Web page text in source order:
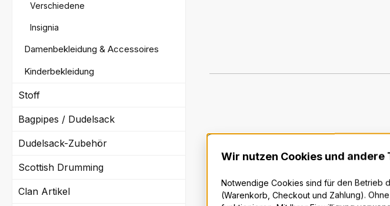
Verschiedene
Insignia
Damenbekleidung & Accessoires
Kinderbekleidung
Stoff
Bagpipes / Dudelsack
Dudelsack-Zubehör
Scottish Drumming
Clan Artikel
Wir nutzen Cookies und andere
Notwendige Cookies sind für den Betrieb
(Warenkorb, Checkout und Zahlung).